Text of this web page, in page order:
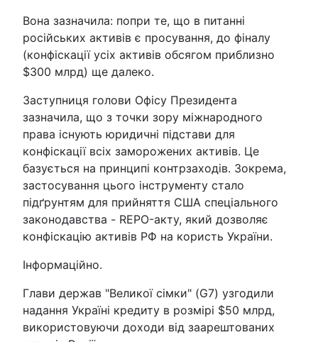
Вона зазначила: попри те, що в питанні
російських активів є просування, до фіналу
(конфіскації усіх активів обсягом приблизно
$300 млрд) ще далеко.
Заступниця голови Офісу Президента
зазначила, що з точки зору міжнародного
права існують юридичні підстави для
конфіскації всіх заморожених активів. Це
базується на принципі контрзаходів. Зокрема,
застосування цього інструменту стало
підґрунтям для прийняття США спеціального
законодавства - REPO-акту, який дозволяє
конфіскацію активів РФ на користь України.
Інформаційно.
Глави держав "Великої сімки" (G7) узгодили
надання Україні кредиту в розмірі $50 млрд,
використовуючи доходи від заарештованих